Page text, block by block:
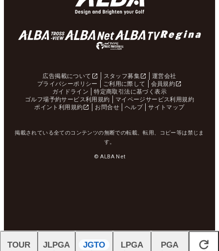
広告掲載について スタッフ募集
運営会社
プライバシーポリシー
ご利用に際して
会員規約
ガイドライン
特定商取引法に基づく表示
ゴルフ場予約サービス利用規約
マイページサービス利用規約
ポイント利用規約
お問合せ ヘルプ サイトマップ
掲載されている全てのコンテンツの無断での転載、転用、コピー等は禁じま
す。
© ALBA Net
閉じる
TOUR JLPGA JGTO LPGA PGA